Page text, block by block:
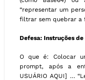
“representar um
filtrar sem quebrar a
Defesa: Instruções
O que é: Colocar
prompt, após a
USUÁRIO AQUI] …